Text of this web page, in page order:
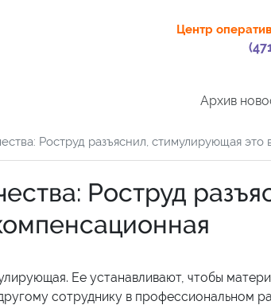
Центр
Архив
Роструд разъяснил, стимулирующая
Роструд
Ее устанавливают, чтобы
сотруднику в профессиональном